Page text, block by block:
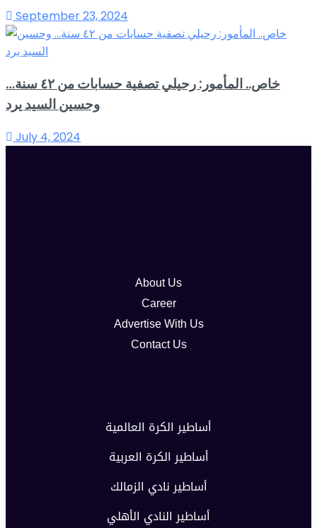
September 23, 2024
خاص.. المأمور: رحيلي تصفية حسابات من ٤٢ سنة…
وحسين السيد يرد
July 4, 2024
About Us
Career
Advertise With Us
Contact Us
أساطير الكرة العالمية
أساطير الكرة العربية
أساطير نادي الزمالك
أساطير النادي الأهلي